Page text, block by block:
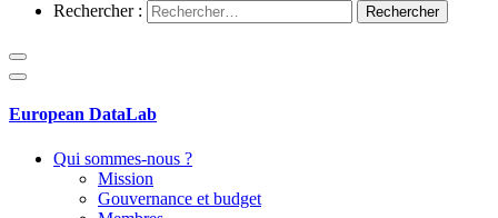
Rechercher :
European DataLab
Qui sommes-nous ?
Mission
Gouvernance et budget